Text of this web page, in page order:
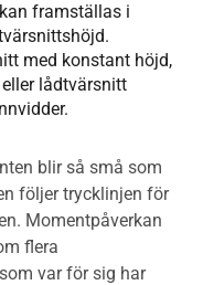
framställas i
med konstant höjd,
lådtvärsnitt
blir så små som
följer trycklinjen för
Momentpåverkan
flera
var för sig har